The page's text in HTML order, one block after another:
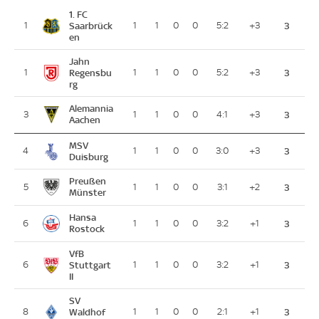
1
1. FC
Saarbrück
en
1 1 0 0 5:2 +3 3
1
Jahn
Regensbu
rg
1 1 0 0 5:2 +3 3
3
Alemannia
Aachen
1 1 0 0 4:1 +3 3
4
MSV
Duisburg
1 1 0 0 3:0 +3 3
5
Preußen
Münster
1 1 0 0 3:1 +2 3
6
Hansa
Rostock
1 1 0 0 3:2 +1 3
6
VfB
Stuttgart
II
1 1 0 0 3:2 +1 3
8
SV
Waldhof
1 1 0 0 2:1 +1 3